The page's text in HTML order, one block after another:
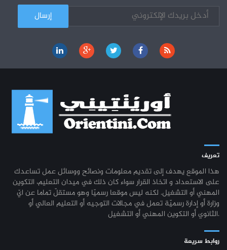
كل الأخبار
تعريف
هذا الموقع يهدف إلى تقديم معلومات ونصائح ووسائل عمل تساعدك
على الاستعداد و اتخاذ القرار سواء كان ذلك في ميدان التعليم، التكوين
المهني أو التشغيل. لكنه ليس موقعا رسميّا وهو مستقلّ تماما عن ايّ
وزارة أو إدارة رسميّة تعمل في مجالات التوجيه أو التعليم العالي أو
الثانوي أو التكوين المهني أو التشغيل.
روابط سريعة